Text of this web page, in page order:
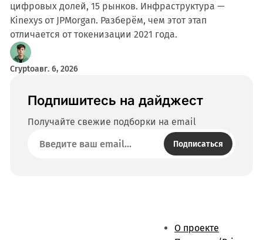
цифровых долей, 15 рынков. Инфраструктура —
Kinexys от JPMorgan. Разберём, чем этот этап
отличается от токенизации 2021 года.
Cryptoавг. 6, 2026
Подпишитесь на дайджест
Получайте свежие подборки на email
Подписаться
О проекте